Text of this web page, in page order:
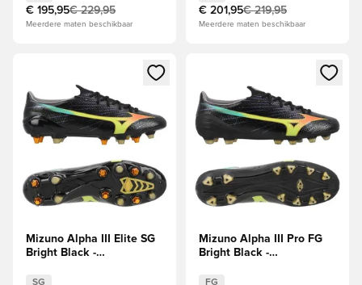
€ 195,95€ 229,95
Meerdere maten beschikbaar
€ 201,95€ 219,95
Meerdere maten beschikbaar
Opent een venster om in te loggen of je aan te melden als
Mizuno Alpha III Elite SG
Bright Black -
SG
Opent een venster om in te
Mizuno Alpha III Pro FG
Bright Black -
Prim
FG